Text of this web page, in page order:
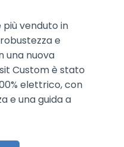
venduto in
e
una nuova
Custom è stato
elettrico, con
e una guida a